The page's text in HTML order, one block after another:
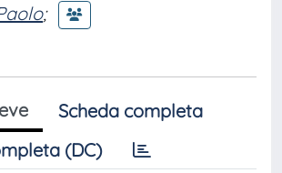
;
Scheda completa
(DC)